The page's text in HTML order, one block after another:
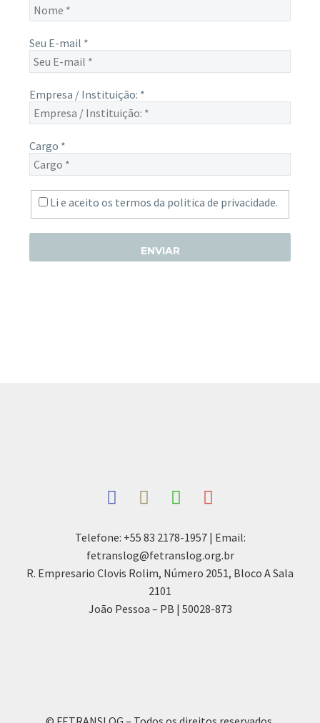
Seu E-mail *
Empresa / Instituição: *
Cargo *
Li e aceito os termos da politica de privacidade.
Telefone: +55 83 2178-1957 | Email:
fetranslog@fetranslog.org.br
R. Empresario Clovis Rolim, Número 2051, Bloco A Sala
2101
João Pessoa – PB | 50028-873